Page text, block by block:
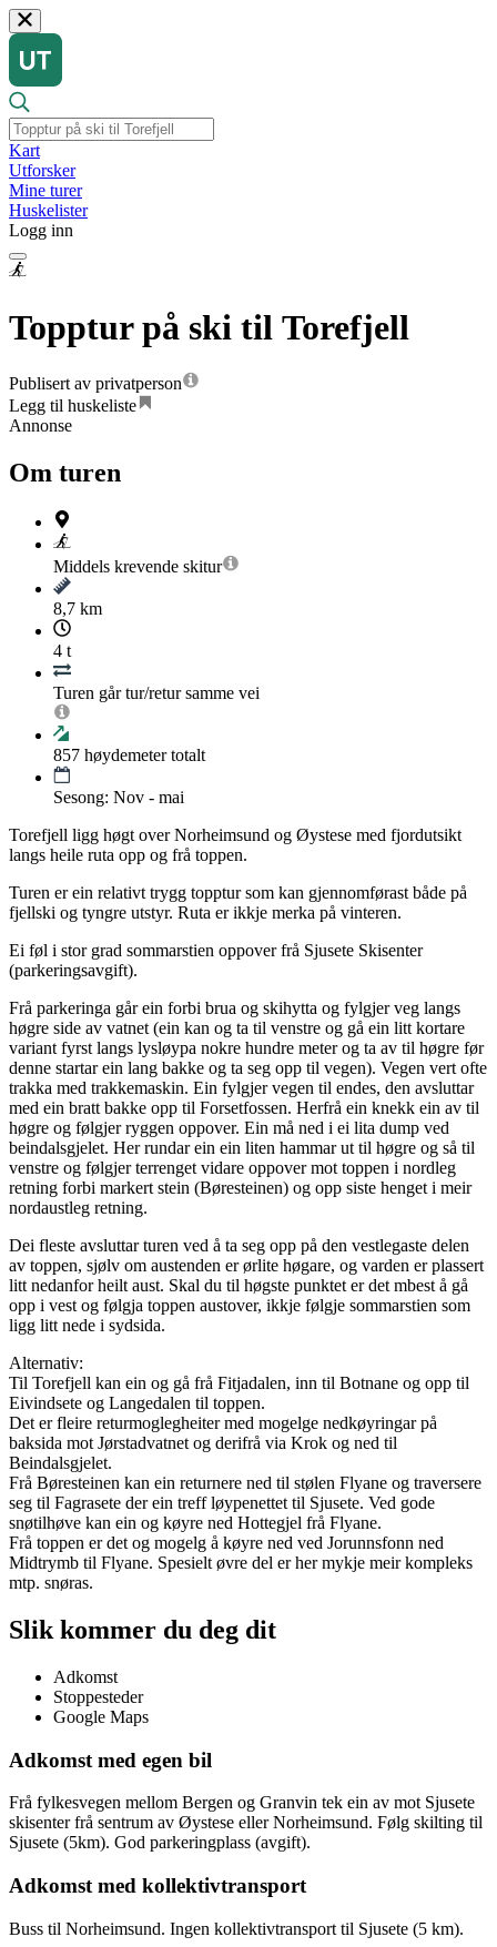
Kart
Utforsker
Mine turer
Huskelister
Logg inn
Topptur på ski til Torefjell
Publisert av privatperson
Legg til huskeliste
Annonse
Om turen
Middels krevende skitur
8,7 km
4 t
Turen går tur/retur samme vei
857 høydemeter totalt
Sesong: Nov - mai
Torefjell ligg høgt over Norheimsund og Øystese med fjordutsikt
langs heile ruta opp og frå toppen.
Turen er ein relativt trygg topptur som kan gjennomførast både på
fjellski og tyngre utstyr. Ruta er ikkje merka på vinteren.
Ei føl i stor grad sommarstien oppover frå Sjusete Skisenter
(parkeringsavgift).
Frå parkeringa går ein forbi brua og skihytta og fylgjer veg langs
høgre side av vatnet (ein kan og ta til venstre og gå ein litt kortare
variant fyrst langs lysløypa nokre hundre meter og ta av til høgre før
denne startar ein lang bakke og ta seg opp til vegen). Vegen vert ofte
trakka med trakkemaskin. Ein fylgjer vegen til endes, den avsluttar
med ein bratt bakke opp til Forsetfossen. Herfrå ein knekk ein av til
høgre og følgjer ryggen oppover. Ein må ned i ei lita dump ved
beindalsgjelet. Her rundar ein ein liten hammar ut til høgre og så til
venstre og følgjer terrenget vidare oppover mot toppen i nordleg
retning forbi markert stein (Børesteinen) og opp siste henget i meir
nordaustleg retning.
Dei fleste avsluttar turen ved å ta seg opp på den vestlegaste delen
av toppen, sjølv om austenden er ørlite høgare, og varden er plassert
litt nedanfor heilt aust. Skal du til høgste punktet er det mbest å gå
opp i vest og følgja toppen austover, ikkje følgje sommarstien som
ligg litt nede i sydsida.
Alternativ:
Til Torefjell kan ein og gå frå Fitjadalen, inn til Botnane og opp til
Eivindsete og Langedalen til toppen.
Det er fleire returmoglegheiter med mogelge nedkøyringar på
baksida mot Jørstadvatnet og derifrå via Krok og ned til
Beindalsgjelet.
Frå Børesteinen kan ein returnere ned til stølen Flyane og traversere
seg til Fagrasete der ein treff løypenettet til Sjusete. Ved gode
snøtilhøve kan ein og køyre ned Hottegjel frå Flyane.
Frå toppen er det og mogelg å køyre ned ved Jorunnsfonn ned
Midtrymb til Flyane. Spesielt øvre del er her mykje meir kompleks
mtp. snøras.
Slik kommer du deg dit
Adkomst
Stoppesteder
Google Maps
Adkomst med egen bil
Frå fylkesvegen mellom Bergen og Granvin tek ein av mot Sjusete
skisenter frå sentrum av Øystese eller Norheimsund. Følg skilting til
Sjusete (5km). God parkeringplass (avgift).
Adkomst med kollektivtransport
Buss til Norheimsund. Ingen kollektivtransport til Sjusete (5 km).